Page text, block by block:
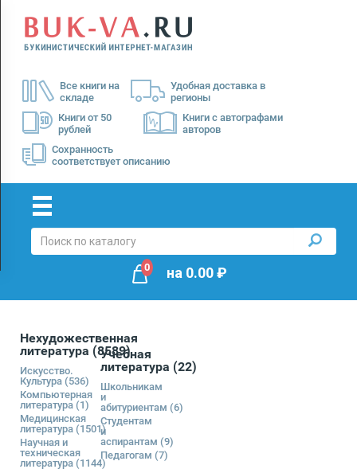
Все книги на
складе
Удобная доставка в
регионы
Книги от 50
рублей
Книги с автографами
авторов
Сохранность
соответствует описанию
Menu
Доставка
Оплата
0 на 0.00₽
Нехудожественная
литература (8589)
Искусство.
Культура (536)
Компьютерная
литература (1)
Медицинская
литература (1501)
Научная и
техническая
литература (1144)
Учебная
литература (22)
Школьникам
и
абитуриентам (6)
Студентам
и
аспирантам (9)
Педагогам (7)